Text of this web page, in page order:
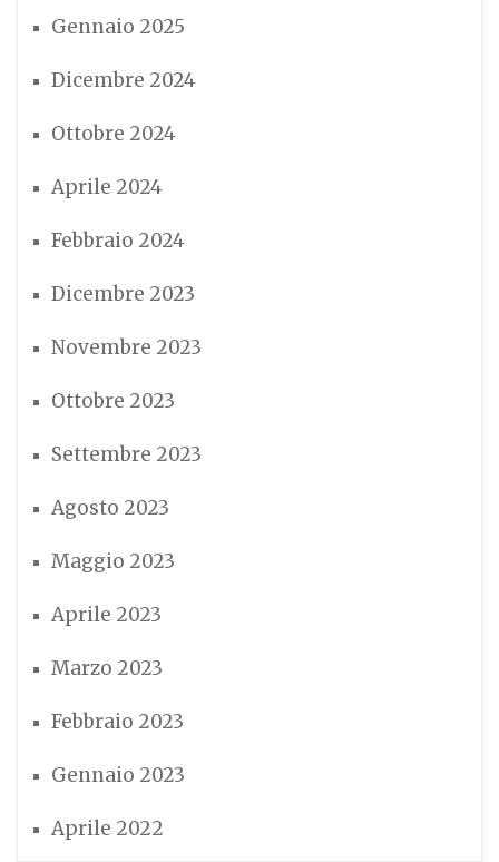
Gennaio 2025
Dicembre 2024
Ottobre 2024
Aprile 2024
Febbraio 2024
Dicembre 2023
Novembre 2023
Ottobre 2023
Settembre 2023
Agosto 2023
Maggio 2023
Aprile 2023
Marzo 2023
Febbraio 2023
Gennaio 2023
Aprile 2022